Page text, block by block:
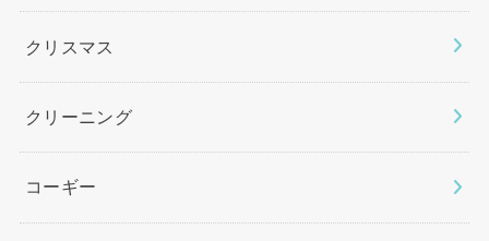
クリスマス
クリーニング
コーギー